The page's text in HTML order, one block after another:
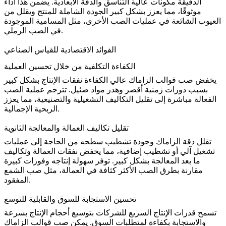
موثوقًا، مما يعزز بشكل كبير الجودة الشاملة للمنتج ويقلل من
العيوب الشائعة في عمليات الصب الأخرى، مثل المسامية الموجودة
في الصب الرملي .
الفوائد الاقتصادية للقياس الصناعي
الكفاءة التكلفية من خلال تحسين العملية
يخفض صب قوالب الزاماك عالي الكفاءة نفقات الإنتاج بشكل كبير
بسبب دورات زمنية أقصر وهدر مواد ضئيل. تترجم عملية الصب
الفعالة مباشرة إلى تقليل التكاليف التشغيلية والتصنيعية، مما يعزز
الربحية الإجمالية.
تقليل تكاليف العمالة والمعالجة الثانوية
تقلل دقة الزاماك وجودة تشطيب سطحه من الحاجة إلى عمليات
تشغيل آلي أو تشطيب إضافية، مما يخفض نفقات العمالة وتكاليف
ما بعد المعالجة بشكل كبير. توفر سهولة إنتاجه وفورات كبيرة
مقارنة بطرق الصب الأكثر كثافة في العمالة، مثل صب الشمع
المفقود .
تحسين الاستجابة للسوق والقابلية للتوسع
تسمح قدرات الإنتاج السريع للشركات بتوسيع أحجام الإنتاج بسرعة
والاستجابة بكفاءة لمتطلبات السوق. يمكن صب قوالب الزاماك